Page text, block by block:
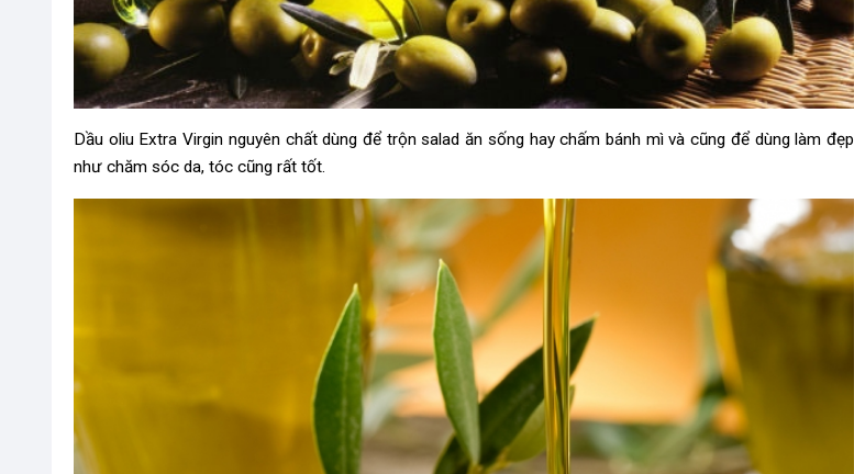
Dầu oliu Extra Virgin nguyên chất dùng để trộn salad ăn sống hay chấm bánh mì và cũng để dùng làm đẹp
như chăm sóc da, tóc cũng rất tốt.